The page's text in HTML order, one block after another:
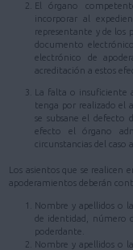
El órgano
incorporar al
representante y de los
documento
electrónico de
acreditación a estos
La falta o insuficiente
tenga por realizado el
se subsane el defecto
efecto el órgano
circunstancias del caso
Los asientos que se realicen
apoderamientos deberán
Nombre y apellidos o
de identidad, número
poderdante.
Nombre y apellidos o